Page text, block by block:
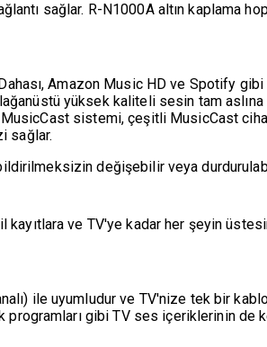
sağlar. R-N1000A altın kaplama
Amazon Music HD ve Spotify
yüksek kaliteli sesin tam aslına
sistemi, çeşitli MusicCast
sağlar.
değişebilir veya
kayıtlara ve TV'ye kadar her şeyin
ile uyumludur ve TV'nize tek bir
programları gibi TV ses içeriklerinin de